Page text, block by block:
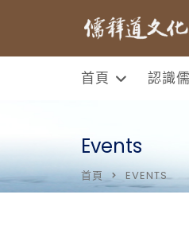
首頁 認識
Events
首頁 EVENTS